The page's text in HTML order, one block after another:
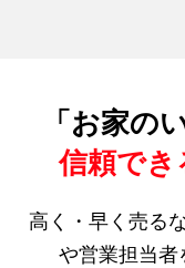
「お家の
信頼でき
高く・早く売る
や営業担当者